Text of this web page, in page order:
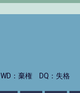
WD：棄権 DQ：失格